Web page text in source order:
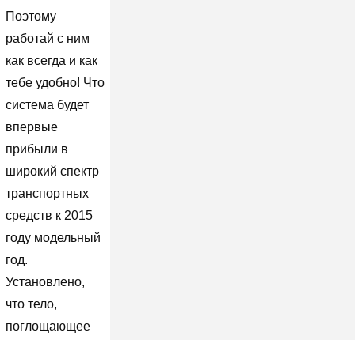
Поэтому
работай с ним
как всегда и как
тебе удобно! Что
система будет
впервые
прибыли в
широкий спектр
транспортных
средств к 2015
году модельный
год.
Установлено,
что тело,
поглощающее